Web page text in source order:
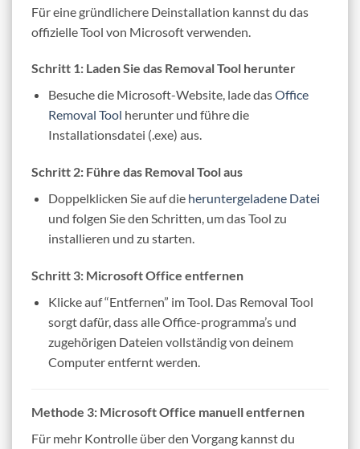
Für eine gründlichere Deinstallation kannst du das
offizielle Tool von Microsoft verwenden.
Schritt 1: Laden Sie das Removal Tool herunter
Besuche die Microsoft-Website, lade dasOffice
Removal Tool herunter und führe die
Installationsdatei (.exe) aus.
Schritt 2: Führe das Removal Tool aus
Doppelklicken Sie auf die heruntergeladene Datei
und folgen Sie den Schritten, um das Tool zu
installieren und zu starten.
Schritt 3: Microsoft Office entfernen
Klicke auf “Entfernen” im Tool. Das Removal Tool
sorgt dafür, dass alle Office-programma’s und
zugehörigen Dateien vollständig von deinem
Computer entfernt werden.
Methode 3: Microsoft Office manuell entfernen
Für mehr Kontrolle über den Vorgang kannst du